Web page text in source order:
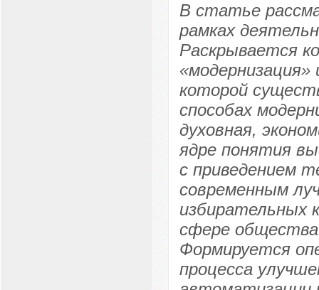
В статье
рамках
Раскрывается
которой
способах
духовная,
ядре понятия
с приведением
современным
избирательных
сфере общества
Формируется
процесса